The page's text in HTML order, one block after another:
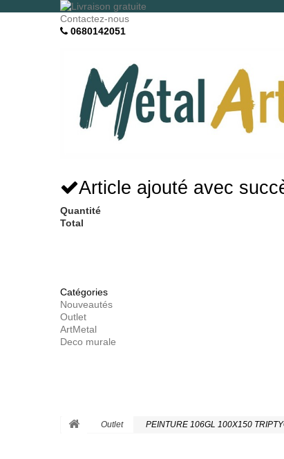
Contactez-nous
0680142051
Article ajouté avec
Quantité
Total
Catégories
Nouveautés
Outlet
ArtMetal
Deco murale
Outlet PEINTURE 106GL 100X150